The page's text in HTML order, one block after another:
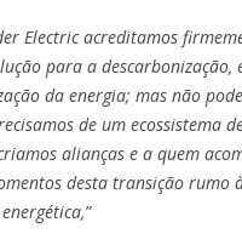
Electric acreditamos
para a descarbonização,
da energia; mas não
de um ecossistema
alianças e a quem
desta transição rumo